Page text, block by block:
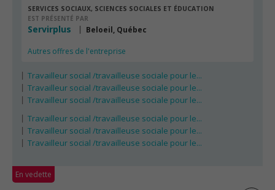
SERVICES SOCIAUX, SCIENCES SOCIALES ET ÉDUCATION
EST PRÉSENTÉ PAR
Servirplus Beloeil, Québec
Autres offres de l'entreprise
Travailleur social /travailleuse sociale pour le...
Travailleur social /travailleuse sociale pour le...
Travailleur social /travailleuse sociale pour le...
Travailleur social /travailleuse sociale pour le...
Travailleur social /travailleuse sociale pour le...
Travailleur social /travailleuse sociale pour le...
En vedette